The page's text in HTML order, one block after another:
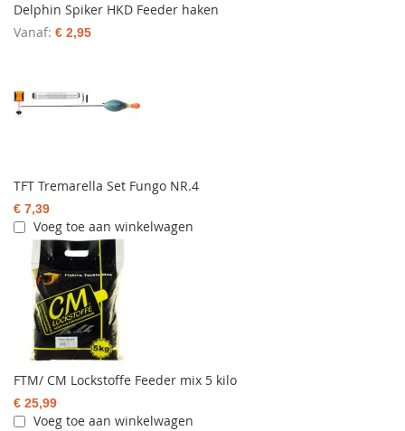
Delphin Spiker HKD Feeder haken
Vanaf € 2,95
TFT Tremarella Set Fungo NR.4
€ 7,39
Voeg toe aan winkelwagen
FTM/ CM Lockstoffe Feeder mix 5 kilo
€ 25,99
Voeg toe aan winkelwagen